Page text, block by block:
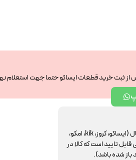
از ثبت خرید قطعات ایساکو حتما جهت استعلام
درخواست مرجوع کردن کالا در گروه اجناس اورجینال (ایساکو، کروز، kik، امکو،
تایید است که کالا در
باز شده باشد).